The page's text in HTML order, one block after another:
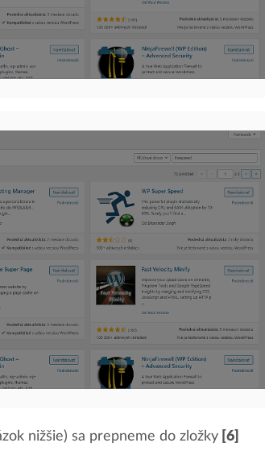
nižšie) sa prepneme do zložky [6]